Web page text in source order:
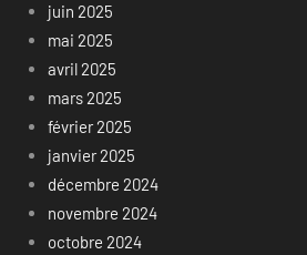
juin 2025
mai 2025
avril 2025
mars 2025
février 2025
janvier 2025
décembre 2024
novembre 2024
octobre 2024